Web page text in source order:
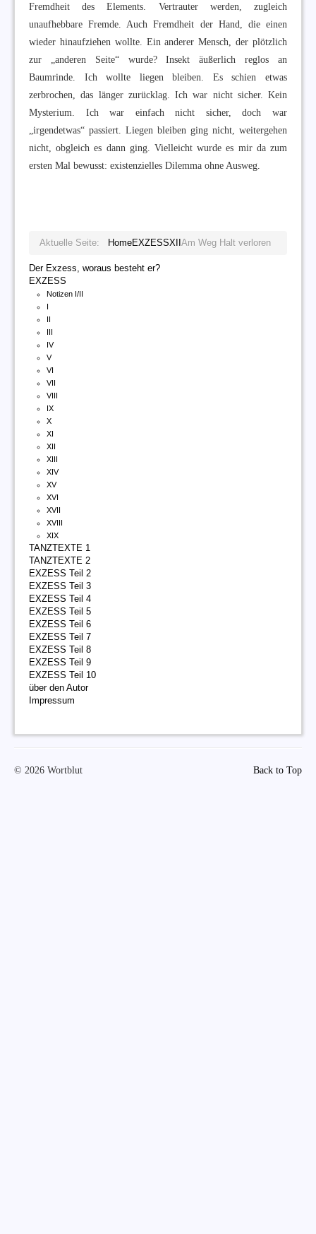
Fremdheit des Elements. Vertrauter werden, zugleich
unaufhebbare Fremde. Auch Fremdheit der Hand, die einen
wieder hinaufziehen wollte. Ein anderer Mensch, der plötzlich
zur „anderen Seite“ wurde? Insekt äußerlich reglos an
Baumrinde. Ich wollte liegen bleiben. Es schien etwas
zerbrochen, das länger zurücklag. Ich war nicht sicher. Kein
Mysterium. Ich war einfach nicht sicher, doch war
„irgendetwas“ passiert. Liegen bleiben ging nicht, weitergehen
nicht, obgleich es dann ging. Vielleicht wurde es mir da zum
ersten Mal bewusst: existenzielles Dilemma ohne Ausweg.
Aktuelle Seite: HomeEXZESSXII Am Weg Halt verloren
Der Exzess, woraus besteht er?
EXZESS
Notizen I/II
I
II
III
IV
V
VI
VII
VIII
IX
X
XI
XII
XIII
XIV
XV
XVI
XVII
XVIII
XIX
TANZTEXTE 1
TANZTEXTE 2
EXZESS Teil 2
EXZESS Teil 3
EXZESS Teil 4
EXZESS Teil 5
EXZESS Teil 6
EXZESS Teil 7
EXZESS Teil 8
EXZESS Teil 9
EXZESS Teil 10
über den Autor
Impressum
Back to Top
© 2026 Wortblut